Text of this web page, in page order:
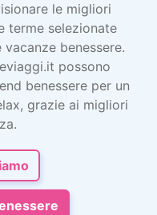
le migliori
terme selezionate
benessere.
possono
benessere per un
grazie ai migliori